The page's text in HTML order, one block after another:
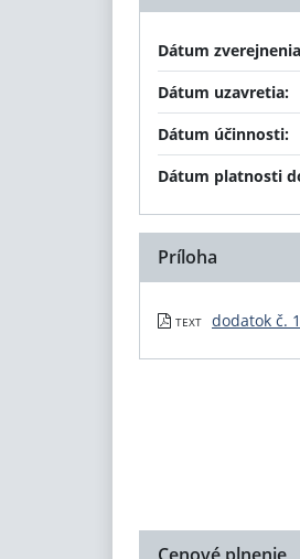
Dátum
Dátum uzavretia:
Dátum účinnosti:
Dátum platnosti
Príloha
TEXT dodatok č. 1